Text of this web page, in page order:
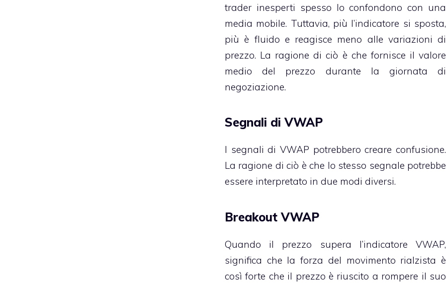
trader inesperti spesso lo confondono con una
media mobile. Tuttavia, più l’indicatore si sposta,
più è fluido e reagisce meno alle variazioni di
prezzo. La ragione di ciò è che fornisce il valore
medio del prezzo durante la giornata di
negoziazione.
Segnali di VWAP
I segnali di VWAP potrebbero creare confusione.
La ragione di ciò è che lo stesso segnale potrebbe
essere interpretato in due modi diversi.
Breakout VWAP
Quando il prezzo supera l’indicatore VWAP,
significa che la forza del movimento rialzista è
così forte che il prezzo è riuscito a rompere il suo